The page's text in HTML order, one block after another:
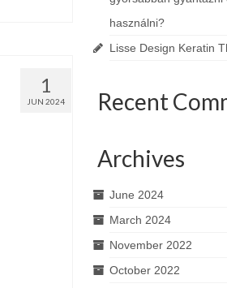
1
JUN 2024
használni?
Lisse Design Keratin
Recent
Archives
June 2024
March 2024
November 2022
October 2022